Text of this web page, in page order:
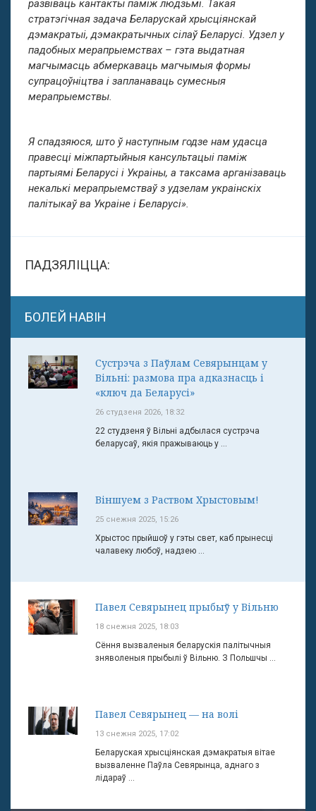
развіваць кантакты паміж людзьмі. Такая
стратэгічная задача Беларускай хрысціянскай
дэмакратыі, дэмакратычных сілаў Беларусі. Удзел у
падобных мерапрыемствах – гэта выдатная
магчымасць абмеркаваць магчымыя формы
супрацоўніцтва і запланаваць сумесныя
мерапрыемствы.
Я спадзяюся, што ў наступным годзе нам удасца
правесці міжпартыйныя кансультацыі паміж
партыямі Беларусі і Украіны, а таксама арганізаваць
некалькі мерапрыемстваў з удзелам украінскіх
палітыкаў ва Украіне і Беларусі».
ПАДЗЯЛІЦЦА:
БОЛЕЙ НАВІН
Сустрэча з Паўлам Севярынцам у
Вільні: размова пра адказнасць і
«ключ да Беларусі»
26 студзеня 2026, 18:32
22 студзеня ў Вільні адбылася сустрэча
беларусаў, якія пражываюць у ...
Віншуем з Раством Хрыстовым!
25 снежня 2025, 15:26
Хрыстос прыйшоў у гэты свет, каб прынесці
чалавеку любоў, надзею ...
Павел Севярынец прыбыў у Вільню
18 снежня 2025, 18:03
Сёння вызваленыя беларускія палітычныя
зняволеныя прыбылі ў Вільню. З Польшчы ...
Павел Севярынец — на волі
13 снежня 2025, 17:02
Беларуская хрысціянская дэмакратыя вітае
вызваленне Паўла Севярынца, аднаго з
лідараў ...